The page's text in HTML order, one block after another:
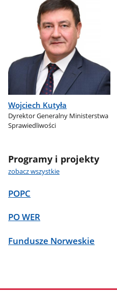
Wojciech Kutyła
Dyrektor Generalny Ministerstwa
Sprawiedliwości
Programy i projekty
zobacz wszystkie
POPC
PO WER
Fundusze Norweskie